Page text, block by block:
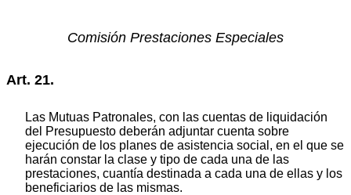
Comisión Prestaciones Especiales
Art. 21.
Las Mutuas Patronales, con las cuentas de liquidación
del Presupuesto deberán adjuntar cuenta sobre
ejecución de los planes de asistencia social, en el que se
harán constar la clase y tipo de cada una de las
prestaciones, cuantía destinada a cada una de ellas y los
beneficiarios de las mismas.